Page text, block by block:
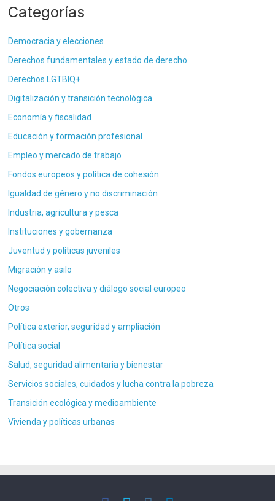
Categorías
Democracia y elecciones
Derechos fundamentales y estado de derecho
Derechos LGTBIQ+
Digitalización y transición tecnológica
Economía y fiscalidad
Educación y formación profesional
Empleo y mercado de trabajo
Fondos europeos y política de cohesión
Igualdad de género y no discriminación
Industria, agricultura y pesca
Instituciones y gobernanza
Juventud y políticas juveniles
Migración y asilo
Negociación colectiva y diálogo social europeo
Otros
Política exterior, seguridad y ampliación
Política social
Salud, seguridad alimentaria y bienestar
Servicios sociales, cuidados y lucha contra la pobreza
Transición ecológica y medioambiente
Vivienda y políticas urbanas